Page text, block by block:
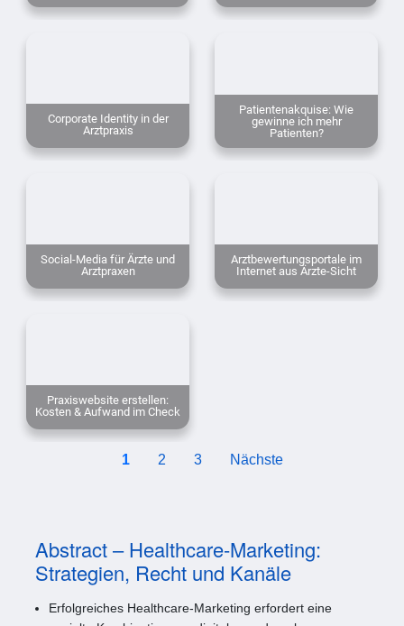
Corporate Identity in der
Arztpraxis
Patientenakquise: Wie
gewinne ich mehr
Patienten?
Social-Media für Ärzte und
Arztpraxen
Arztbewertungsportale im
Internet aus Ärzte-Sicht
Praxiswebsite erstellen:
Kosten & Aufwand im Check
1 2 3 Nächste
Abstract – Healthcare-Marketing:
Strategien, Recht und Kanäle
Erfolgreiches Healthcare-Marketing erfordert eine